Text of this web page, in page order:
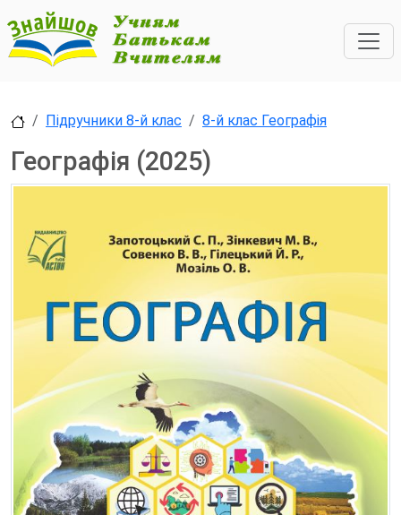
Підручники 8-й клас 8-й клас Географія
Географія (2025)